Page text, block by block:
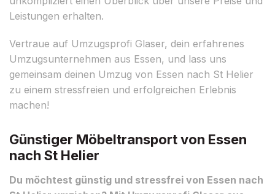
Leistungen erhalten.
Vertraue auf Umzugsprofi Glaser, dein erfahrenes
Umzugsunternehmen aus Essen, und lass uns
gemeinsam deinen Umzug von Essen nach St Helier
zu einem stressfreien und erfolgreichen Erlebnis
machen!
Günstiger Möbeltransport von Essen
nach St Helier
Du möchtest günstig und stressfrei von Essen nach